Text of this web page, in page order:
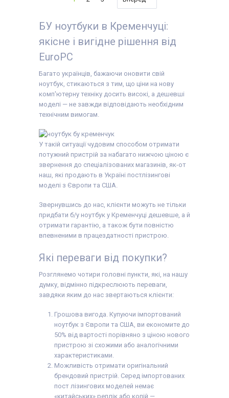
Операційна система:
Windows 10
Комплектація:
Ноутбук, зарядний
пристрій, наклейки на
клавіші (або дод.
гравіювання
гарантійний талон,
видаткова накладна
Клас: Для навчання
Операційна система:
Windows 11
Комплектація:
Ноутбук, зарядний
гравіювання
гарантійний талон,
видаткова накладна
екрану: 1920x1080
Кількість ядер
процесора: 4
Процесор:
AMD Ryzen
3 5300U
Покоління процесора:
Відеокарта: AMD
Radeon RX Vega 6
(Ryzen 4000/5000) ( -
1500 МГц)
Оперативна пам'ять:
8 GB (DDR4)
240 GB SSD
Тип матриці: IPS
Клас: Для
відеомонтажу
Операційна система:
Windows 10
Комплектація:
клавіші (або дод.
опціягравіювання),
гарантійний талон,
видаткова накладна
БУ ноутбуки в Кременчуці:
якісне і вигідне рішення від
EuroPC
Багато українців, бажаючи оновити свій
ноутбук, стикаються з тим, що ціни на нову
комп'ютерну техніку досить високі, а дешевші
моделі — не завжди відповідають необхідним
технічним вимогам.
У такій ситуації чудовим способом отримати
потужний пристрій за набагато нижчою ціною є
звернення до спеціалізованих магазинів, як-от
наш, які продають в Україні постлізингові
моделі з Європи та США.
Звернувшись до нас, клієнти можуть не тільки
придбати б/у ноутбук у Кременчуці дешевше, а й
отримати гарантію, а також бути повністю
впевненими в працездатності пристрою.
Які переваги від покупки?
Розглянемо чотири головні пункти, які, на нашу
думку, відмінно підкреслюють переваги,
завдяки яким до нас звертаються клієнти:
Грошова вигода. Купуючи імпортований
ноутбук з Європи та США, ви економите до
50% від вартості порівняно з ціною нового
пристрою зі схожими або аналогічними
характеристиками.
Можливість отримати оригінальний
брендовий пристрій. Серед імпортованих
пост лізингових моделей немає
«китайських» реплік або копій —